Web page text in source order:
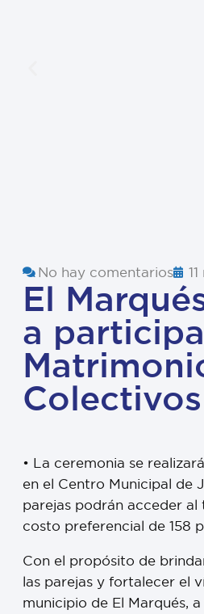
No hay comentarios
El
a
• La ceremonia se
en el Centro Municipal de
parejas podrán acceder
costo preferencial de 158
Con el propósito de
las parejas y fortalecer el
municipio de El Marqués,